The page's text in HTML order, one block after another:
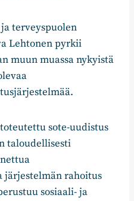
terveyspuolen
Lehtonen pyrkii
muun muassa nykyistä
sote-uudistus
taloudellisesti
järjestelmän rahoitus
sosiaali- ja